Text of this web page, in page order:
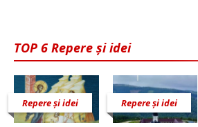
TOP 6 Repere și idei
Repere și idei Repere și idei